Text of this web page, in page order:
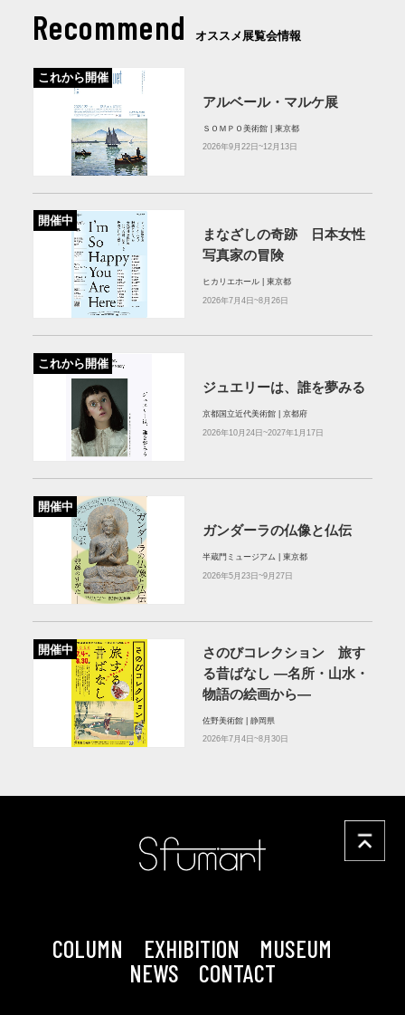
Recommend オススメ展覧会情報
これから開催
アルベール・マルケ展
ＳＯＭＰＯ美術館 | 東京都
2026年9月22日~12月13日
開催中
まなざしの奇跡 日本女性
写真家の冒険
ヒカリエホール | 東京都
2026年7月4日~8月26日
これから開催
ジュエリーは、誰を夢みる
京都国立近代美術館 | 京都府
2026年10月24日~2027年1月17日
開催中
ガンダーラの仏像と仏伝
半蔵門ミュージアム | 東京都
2026年5月23日~9月27日
開催中
さのびコレクション 旅す
る昔ばなし ―名所・山水・
物語の絵画から―
佐野美術館 | 静岡県
2026年7月4日~8月30日
COLUMN EXHIBITION
MUSEUM
NEWS
CONTACT